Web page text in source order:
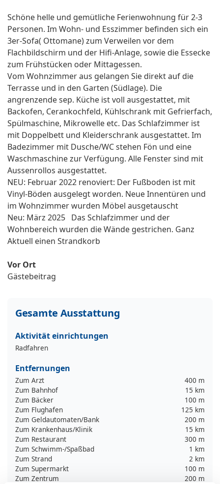
Schöne helle und gemütliche Ferienwohnung für 2-3
Personen. Im Wohn- und Esszimmer befinden sich ein
3er-Sofa( Ottomane) zum Verweilen vor dem
Flachbildschirm und der Hifi-Anlage, sowie die Essecke
zum Frühstücken oder Mittagessen.
Vom Wohnzimmer aus gelangen Sie direkt auf die
Terrasse und in den Garten (Südlage). Die
angrenzende sep. Küche ist voll ausgestattet, mit
Backofen, Cerankochfeld, Kühlschrank mit Gefrierfach,
Spülmaschine, Mikrowelle etc. Das Schlafzimmer ist
mit Doppelbett und Kleiderschrank ausgestattet. Im
Badezimmer mit Dusche/WC stehen Fön und eine
Waschmaschine zur Verfügung. Alle Fenster sind mit
Aussenrollos ausgestattet.
NEU: Februar 2022 renoviert: Der Fußboden ist mit
Vinyl-Böden ausgelegt worden. Neue Innentüren und
im Wohnzimmer wurden Möbel ausgetauscht
Neu: März 2025 Das Schlafzimmer und der
Wohnbereich wurden die Wände gestrichen. Ganz
Aktuell einen Strandkorb
Vor Ort
Gästebeitrag
Gesamte Ausstattung
Aktivität einrichtungen
Radfahren
Entfernungen
Zum Arzt
400 m
Zum Bahnhof
15 km
Zum Bäcker
100 m
Zum Flughafen
125 km
Zum Geldautomaten/Bank
200 m
Zum Krankenhaus/Klinik
15 km
Zum Restaurant
300 m
Zum Schwimm-/Spaßbad
1 km
Zum Strand
2 km
Zum Supermarkt
100 m
Zum Zentrum
200 m